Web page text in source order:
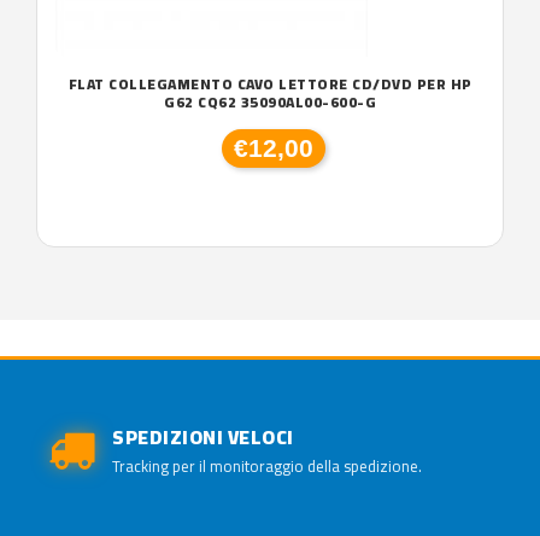
FLAT COLLEGAMENTO CAVO LETTORE CD/DVD PER HP
G62 CQ62 35090AL00-600-G
€12,00
SPEDIZIONI VELOCI
Tracking per il monitoraggio della spedizione.